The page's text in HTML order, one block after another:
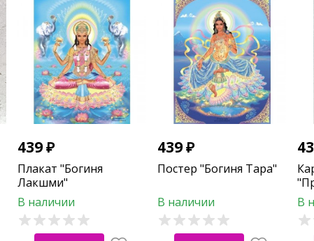
439₽
Плакат "Богиня
Лакшми"
В наличии
439₽
Постер "Богиня Тара"
В наличии
В